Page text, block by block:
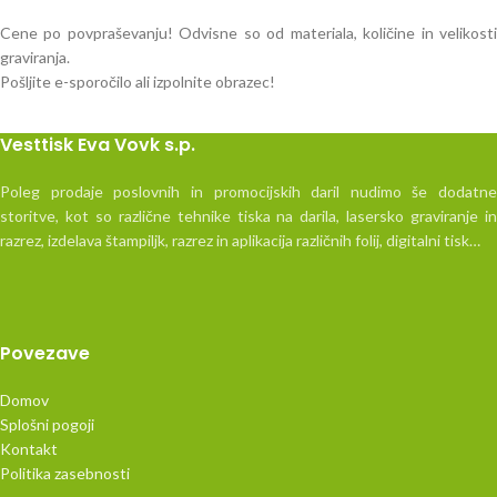
Cene po povpraševanju! Odvisne so od materiala, količine in velikosti
graviranja.
Pošljite e-sporočilo ali izpolnite obrazec!
Vesttisk Eva Vovk s.p.
Poleg prodaje poslovnih in promocijskih daril nudimo še dodatne
storitve, kot so različne tehnike tiska na darila, lasersko graviranje in
razrez, izdelava štampiljk, razrez in aplikacija različnih folij, digitalni tisk…
Povezave
Domov
Splošni pogoji
Kontakt
Politika zasebnosti